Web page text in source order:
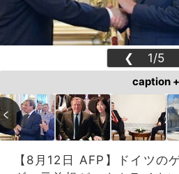
❮ 1/5
caption +
【8月12日 AFP】ドイツの